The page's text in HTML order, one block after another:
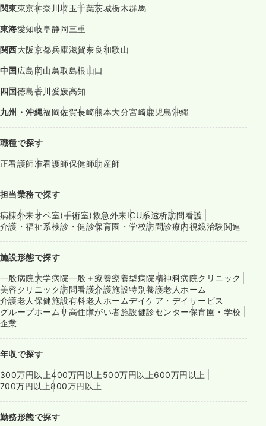
関東東京神奈川埼玉千葉茨城栃木群馬
東海愛知岐阜静岡三重
関西大阪京都兵庫滋賀奈良和歌山
中国広島岡山鳥取島根山口
四国徳島香川愛媛高知
九州・沖縄福岡佐賀長崎熊本大分宮崎鹿児島沖縄
職種で探す
正看護師准看護師保健師助産師
担当業務で探す
病棟外来オペ室(手術室)救急外来ICU系透析訪問看護
介護・福祉系検診・健診保育園・学校訪問診療内視鏡治験関連
施設形態で探す
一般病院大学病院一般＋療養療養型病院精神科病院クリニック
美容クリニック訪問看護介護施設特別養護老人ホーム
介護老人保健施設有料老人ホームデイケア・デイサービス
グループホームサ高住障がい者施設健診センター保育園・学校
企業
年収で探す
300万円以上400万円以上 500万円以上600万円以上
700万円以上800万円以上
勤務形態で探す